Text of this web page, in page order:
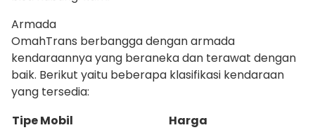
Armada
OmahTrans berbangga dengan armada
kendaraannya yang beraneka dan terawat dengan
baik. Berikut yaitu beberapa klasifikasi kendaraan
yang tersedia:
Tipe Mobil
Harga